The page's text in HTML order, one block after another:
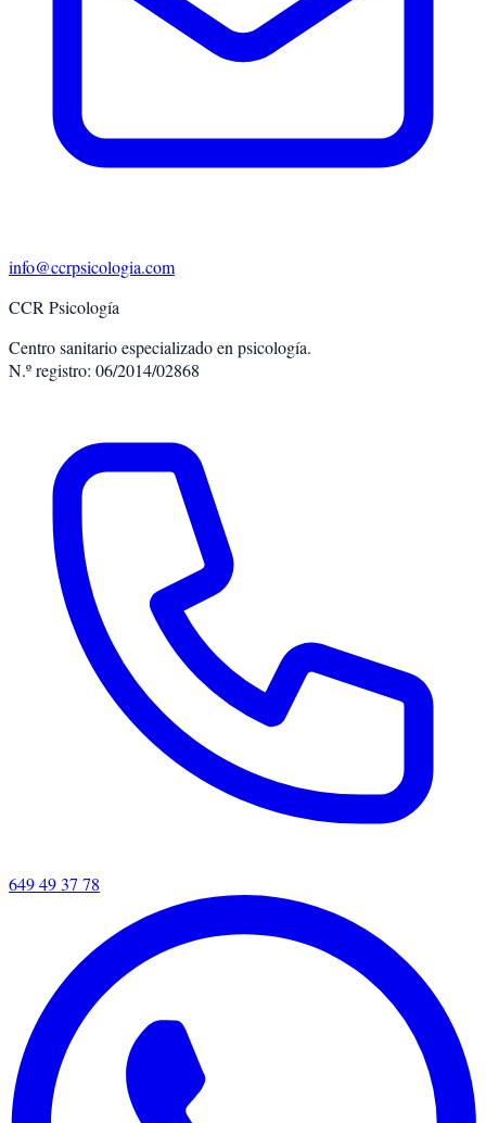
info@ccrpsicologia.com
CCR Psicología
Centro sanitario especializado en psicología.
N.º registro: 06/2014/02868
649 49 37 78